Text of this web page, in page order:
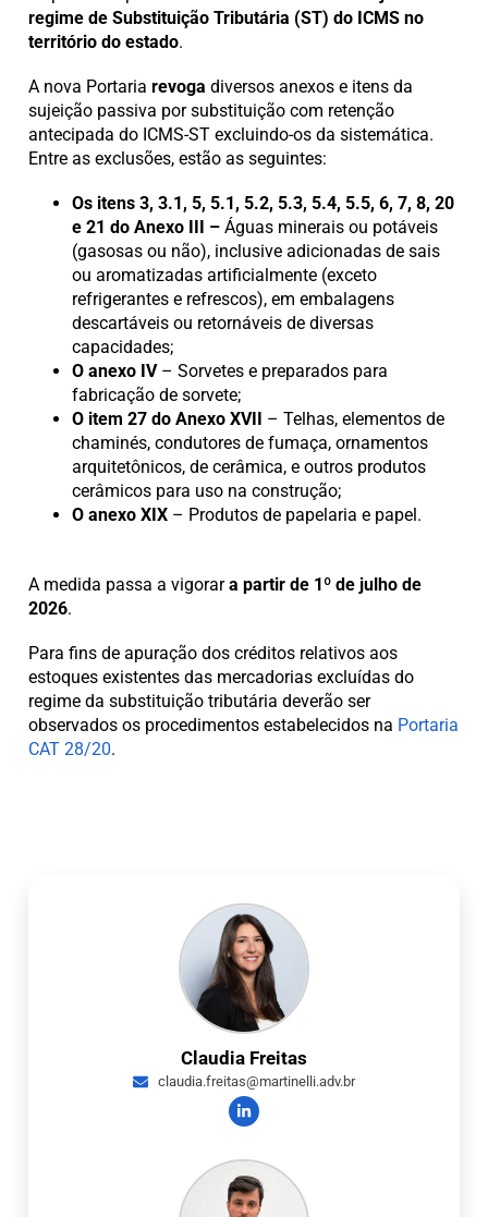
regime de Substituição Tributária (ST) do ICMS no
território do estado.
A nova Portaria revoga diversos anexos e itens da
sujeição passiva por substituição com retenção
antecipada do ICMS-ST excluindo-os da sistemática.
Entre as exclusões, estão as seguintes:
Os itens 3, 3.1, 5, 5.1, 5.2, 5.3, 5.4, 5.5, 6, 7, 8, 20
e 21 do Anexo III – Águas minerais ou potáveis
(gasosas ou não), inclusive adicionadas de sais
ou aromatizadas artificialmente (exceto
refrigerantes e refrescos), em embalagens
descartáveis ou retornáveis de diversas
capacidades;
O anexo IV– Sorvetes e preparados para
fabricação de sorvete;
O item 27 do Anexo XVII – Telhas, elementos de
chaminés, condutores de fumaça, ornamentos
arquitetônicos, de cerâmica, e outros produtos
cerâmicos para uso na construção;
O anexo XIX – Produtos de papelaria e papel.
A medida passa a vigorara partir de 1º de julho de
2026.
Para fins de apuração dos créditos relativos aos
estoques existentes das mercadorias excluídas do
regime da substituição tributária deverão ser
observados os procedimentos estabelecidos na Portaria
CAT 28/20.
Claudia Freitas
claudia.freitas@martinelli.adv.br